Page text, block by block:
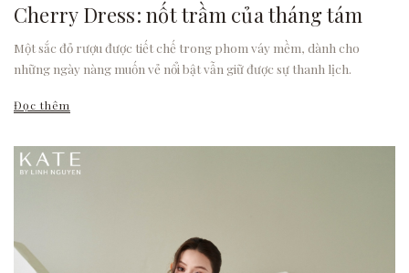
Cherry Dress: nốt trầm của tháng tám
Một sắc đỏ rượu được tiết chế trong phom váy mềm, dành cho
những ngày nàng muốn vẻ nổi bật vẫn giữ được sự thanh lịch.
Đọc thêm